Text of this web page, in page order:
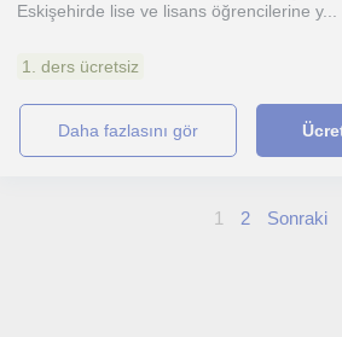
Eskişehirde lise ve lisans öğrencilerine y...
1. ders ücretsiz
daha fazlasını gör
1 2 Sonraki